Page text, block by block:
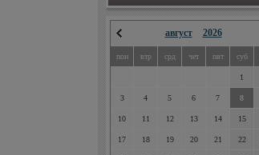
август 2026
пон втр срд чет пят суб
1
3 4 5 6 7 8
10 11 12 13 14 15
17 18 19 20 21 22